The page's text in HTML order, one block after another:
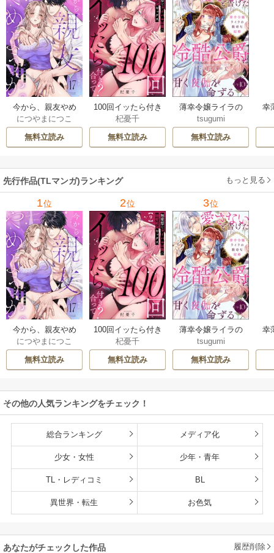
今から、親友やめ
ようか。～腐れ縁
同僚は甘い快楽で
私を壊す～
につやまにつこ
無料立読み
100回イッたら付き
合って？ 無愛想な
ライバル同期の溺
愛絶倫セックス
杞憂千
無料立読み
薄幸令嬢ライラの
数奇な結婚 愛さな
いと告げた冷酷公
爵は甘く夜伽を命
tsugumi
無料立読み
幸
先行作品(TLマンガ)ランキング もっと見る
1位
今から、親友やめ
ようか。～腐れ縁
同僚は甘い快楽で
私を壊す～
につやまにつこ
無料立読み
2位
100回イッたら付き
合って？ 無愛想な
ライバル同期の溺
愛絶倫セックス
杞憂千
無料立読み
3位
薄幸令嬢ライラの
数奇な結婚 愛さな
いと告げた冷酷公
爵は甘く夜伽を命
tsugumi
無料立読み
幸
その他の人気ランキングをチェック！
総合ランキング メディア化
少女・女性 少年・青年
TL・レディコミ BL
異世界・転生 お色気
あなたがチェックした作品 履歴削除